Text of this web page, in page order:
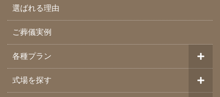
選ばれる理由
ご葬儀実例
各種プラン
式場を探す